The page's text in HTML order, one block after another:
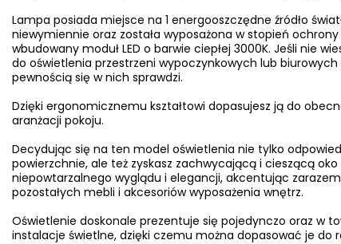
Lampa posiada miejsce na 1 energooszczędne źródło
niewymiennie oraz została wyposażona w stopień
wbudowany moduł LED o barwie ciepłej 3000K. Jeśli nie
do oświetlenia przestrzeni wypoczynkowych lub biurowych
pewnością się w nich sprawdzi.
Dzięki ergonomicznemu kształtowi dopasujesz ją do
aranżacji pokoju.
Decydując się na ten model oświetlenia nie tylko
powierzchnie, ale też zyskasz zachwycającą i cieszącą
niepowtarzalnego wyglądu i elegancji, akcentując
pozostałych mebli i akcesoriów wyposażenia wnętrz.
Oświetlenie doskonale prezentuje się pojedynczo oraz w
instalacje świetlne, dzięki czemu można dopasować je do